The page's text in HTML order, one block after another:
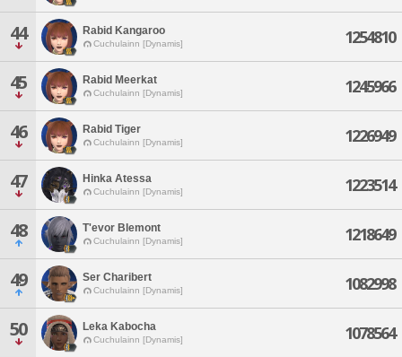
44 Rabid Kangaroo
Cuchulainn [Dynamis] 1254810
45 Rabid Meerkat
Cuchulainn [Dynamis] 1245966
46 Rabid Tiger
Cuchulainn [Dynamis] 1226949
47 Hinka Atessa
Cuchulainn [Dynamis] 1223514
48 T'evor Blemont
Cuchulainn [Dynamis] 1218649
49 Ser Charibert
Cuchulainn [Dynamis] 1082998
50 Leka Kabocha
Cuchulainn [Dynamis] 1078564